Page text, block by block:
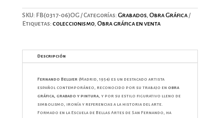
SKU: FB(0317-06)OG Categorías: Grabados, Obra Gráfica
Etiquetas: coleccionismo, Obra gráfica en venta
Descripción
Fernando Bellver(Madrid, 1954) es un destacado artista
español contemporáneo, reconocido por su trabajo en obra
gráfica, grabado y pintura, y por su estilo figurativo lleno de
simbolismo, ironía y referencias a la historia del arte.
Formado en la Escuela de Bellas Artes de San Fernando, ha